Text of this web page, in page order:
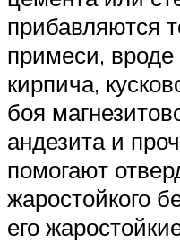
прибавляются
примеси, вроде
кирпича,
боя
андезита и
помогают
жаростойкого
его